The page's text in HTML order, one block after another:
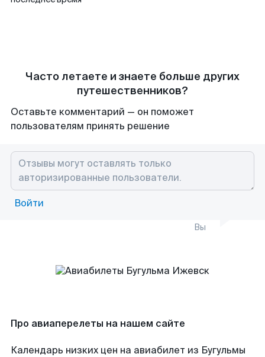
Часто летаете и знаете больше других
путешественников?
Оставьте комментарий — он поможет
пользователям принять решение
Войти
Вы
Про авиаперелеты на нашем сайте
Календарь низких цен на авиабилет из Бугульмы